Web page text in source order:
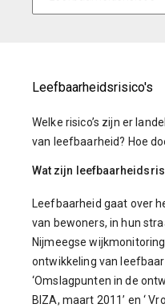
Leefbaarheidsrisico's
Welke risico’s zijn er
van leefbaarheid? Hoe
Wat zijn
Leefbaarheid gaat over
van bewoners, in hun
Nijmeegse
ontwikkeling van
‘Omslagpunten in de
BIZA, maart 2011’ en ‘